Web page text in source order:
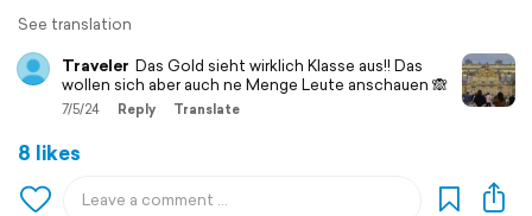
See translation
Traveler Das Gold sieht wirklich Klasse aus!! Das
wollen sich aber auch ne Menge Leute anschauen 🙈
7/5/24 Reply Translate
8 likes